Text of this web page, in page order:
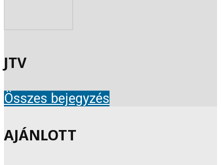
JTV
Összes bejegyzés
AJÁNLOTT